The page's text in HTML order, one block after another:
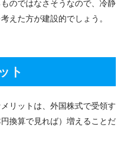
のではなさそうなので、冷静
えた方が建設的でしょう。
ト
リットは、外国株式で受領す
換算で見れば）増えることだ